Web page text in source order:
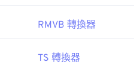
RMVB 轉換器
TS 轉換器